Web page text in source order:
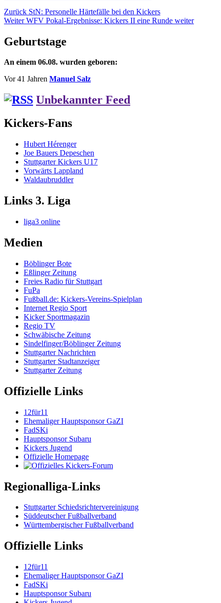
Beitragsnavigation
Zurück Vorheriger
Beitrag:
StN: Personelle Härtefälle bei den Kickers
Weiter Nächster
WFV Pokal-Ergebnisse: Kickers II eine Runde weiter
Geburtstage
An einem 06.08. wurden geboren:
Vor 41 Jahren Manuel Salz
Unbekannter Feed
Kickers-Fans
Hubert Hérenger
Joe Bauers Depeschen
Stuttgarter Kickers U17
Vorwärts Lappland
Waldaubruddler
Links 3. Liga
liga3 online
Medien
Böblinger Bote
Eßlinger Zeitung
Freies Radio für Stuttgart
FuPa
Fußball.de: Kickers-Vereins-Spielplan
Internet Regio Sport
Kicker Sportmagazin
Regio TV
Schwäbische Zeitung
Sindelfinger/Böblinger Zeitung
Stuttgarter Nachrichten
Stuttgarter Stadtanzeiger
Stuttgarter Zeitung
Offizielle Links
12für11
Ehemaliger Hauptsponsor GaZI
FadSKi
Hauptsponsor Subaru
Kickers Jugend
Offizielle Homepage
Regionalliga-Links
Stuttgarter Schiedsrichtervereinigung
Süddeutscher Fußballverband
Württembergischer Fußballverband
Offizielle Links
12für11
Ehemaliger Hauptsponsor GaZI
FadSKi
Hauptsponsor Subaru